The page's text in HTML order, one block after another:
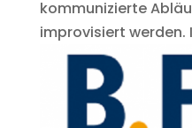
kommunizierte
improvisiert werden.